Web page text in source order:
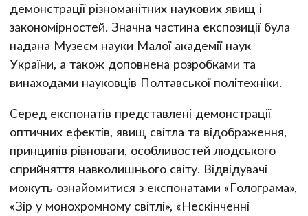
демонстрації різноманітних наукових явищ і
закономірностей. Значна частина експозиції була
надана Музеєм науки Малої академії наук
України, а також доповнена розробками та
винаходами науковців Полтавської політехніки.
Серед експонатів представлені демонстрації
оптичних ефектів, явищ світла та відображення,
принципів рівноваги, особливостей людського
сприйняття навколишнього світу. Відвідувачі
можуть ознайомитися з експонатами «Голограма»,
«Зір у монохромному світлі», «Нескінченні